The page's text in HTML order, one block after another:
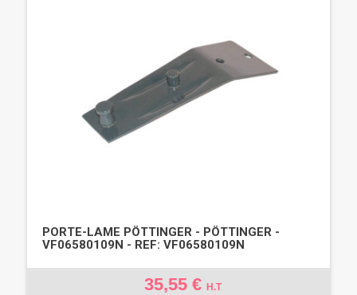
PORTE-LAME PÖTTINGER - PÖTTINGER -
VF06580109N - REF: VF06580109N
35,55 € H.T